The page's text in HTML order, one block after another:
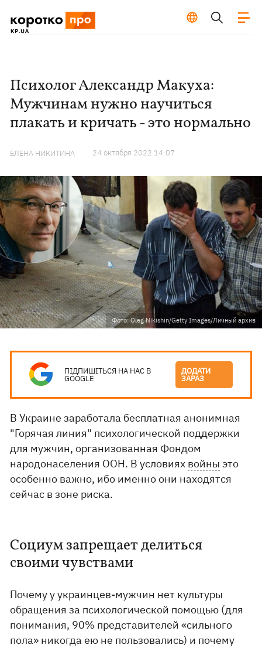
Психолог Александр Макуха:
Мужчинам нужно научиться
плакать и кричать - это нормально
ЕЛЕНА НИКИТИНА 24 октября 2022 14:07
Фото: Oleg Nikishin/Getty Images/Личный архив
ПІДПИШІТЬСЯ НА НАС В
GOOGLE
ДОДАТИ
ЗАРАЗ
В Украине заработала бесплатная анонимная
"Горячая линия" психологической поддержки
для мужчин, организованная Фондом
народонаселения ООН. В условиях войны это
особенно важно, ибо именно они находятся
сейчас в зоне риска.
Социум запрещает делиться
своими чувствами
Почему у украинцев-мужчин нет культуры
обращения за психологической помощью (для
понимания, 90% представителей «сильного
пола» никогда ею не пользовались) и почему